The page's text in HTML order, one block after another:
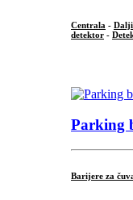
Centrala -
detektor -
Parking
Barijere za